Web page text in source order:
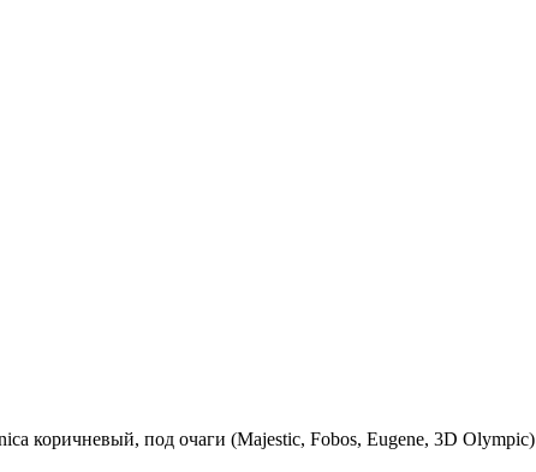
коричневый, под очаги (Majestic, Fobos, Eugene, 3D Olympic)